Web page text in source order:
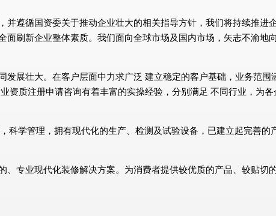
遵循国资委关于推动企业壮大的相关指导方针，我们将持续推进
刷新企业整体素质。我们面向全球市场及国内市场，矢志不渝地
展壮大。在客户层面中力求广泛 建立稳定的客户基础，业务范围
资质注册申请咨询有着丰富的实操经验，分别满足 不同行业，为
科学管理，拥有现代化的生产、检测及试验设备，已建立起完善的
专业现代化装修解决方案。为消费者提供较优质的产品、较贴切